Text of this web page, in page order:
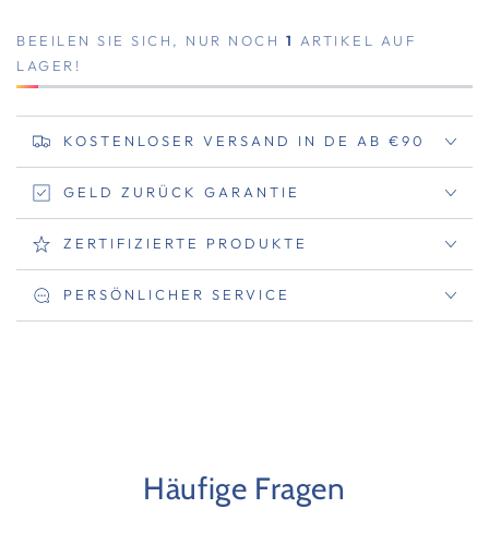
BEEILEN SIE SICH, NUR NOCH 1
ARTIKEL AUF
LAGER!
KOSTENLOSER VERSAND IN DE AB €90
GELD ZURÜCK GARANTIE
ZERTIFIZIERTE PRODUKTE
PERSÖNLICHER SERVICE
Häufige Fragen